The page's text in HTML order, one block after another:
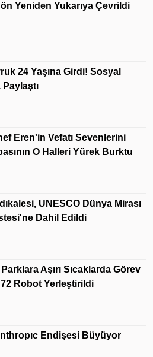
Yeniden Yukarıya Çevrildi
24 Yaşına Girdi! Sosyal
Paylaştı
Eren'in Vefatı Sevenlerini
O Halleri Yürek Burktu
UNESCO Dünya Mirası
Dahil Edildi
Aşırı Sıcaklarda Görev
Robot Yerleştirildi
Endişesi Büyüyor